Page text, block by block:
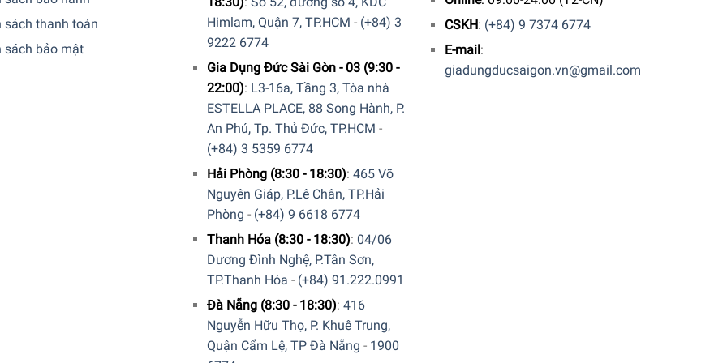
sách thanh toán
sách bảo mật
Himlam, Quận 7, TP.HCM - (+84) 3
9222 6774
Gia Dụng Đức Sài Gòn - 03 (9:30 -
22:00): L3-16a, Tầng 3, Tòa nhà
ESTELLA PLACE, 88 Song Hành, P.
An Phú, Tp. Thủ Đức, TP.HCM -
(+84) 3 5359 6774
Hải Phòng (8:30 - 18:30): 465 Võ
Nguyên Giáp, P.Lê Chân, TP.Hải
Phòng - (+84) 9 6618 6774
Thanh Hóa (8:30 - 18:30): 04/06
Dương Đình Nghệ, P.Tân Sơn,
TP.Thanh Hóa - (+84) 91.222.0991
Đà Nẵng (8:30 - 18:30): 416
Nguyễn Hữu Thọ, P. Khuê Trung,
Quận Cẩm Lệ, TP Đà Nẵng - 1900
CSKH: (+84) 9 7374 6774
E-mail:
giadungducsaigon.vn@gmail.com